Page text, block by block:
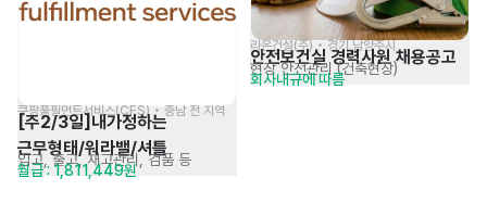
쿠팡풀필먼트서비스(CFS) • 충남 전 지역
[주2/3일]내가정하는
근무형태/워라밸/셔틀
입고, 출고, 재고관리, 검품 등
월급 : 1,811,449원
라온건설(주) • 경기 남양주시
안전보건실 경력사원 채용공고
현장 안전관리 (건축현장)
회사내규에 따름